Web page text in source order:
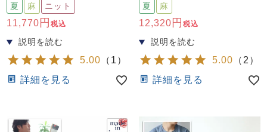
夏 麻 ニット
11,770 税込
5.00 （ 1 ）
詳細を見る
夏 麻
12,320 税込
5.00 （ 2 ）
詳細を見る